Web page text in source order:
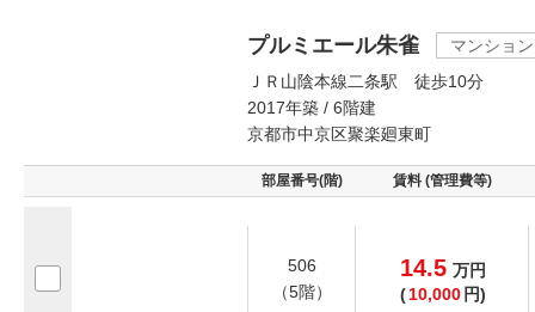
プルミエール朱雀
マンション
ＪＲ山陰本線二条駅 徒歩10分
2017年築 / 6階建
京都市中京区聚楽廻東町
部屋番号(階) 賃料 (管理費等)
506
（5階）
14.5 万円
( 10,000 円)